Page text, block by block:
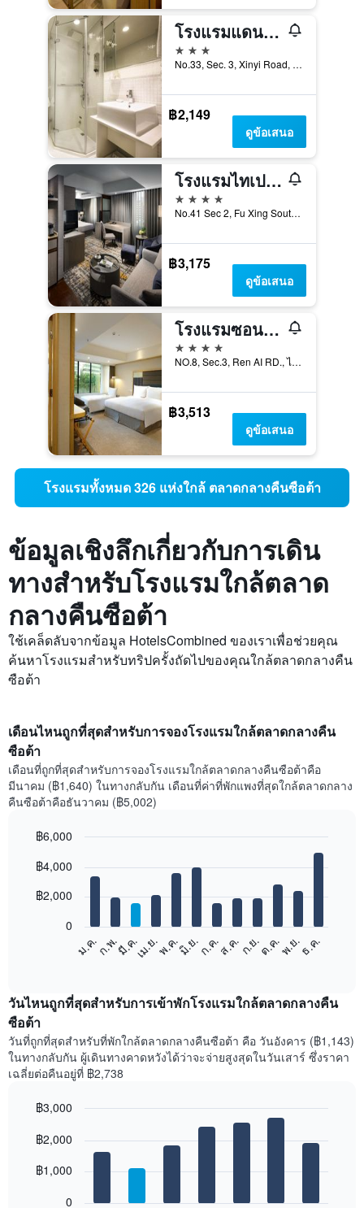
โรงแรมแดนดี้ สาขาต้าอันพาร์ค
3 ดาว
No.33, Sec. 3, Xinyi Road, ไทเป, ไต้หวัน
฿2,149
ดูข้อเสนอ
โรงแรมไทเป ฟูลเลอร์ตัน - ฟู่ซิงเซาท์
4 ดาว
No.41 Sec 2, Fu Xing South Road, ไทเป, ไต้หวัน
฿3,175
ดูข้อเสนอ
โรงแรมซอนเนียน
4 ดาว
NO.8, Sec.3, Ren AI RD., ไทเป, ไต้หวัน
฿3,513
ดูข้อเสนอ
โรงแรมทั้งหมด 326 แห่งใกล้ ตลาดกลางคืนซือต้า
ข้อมูลเชิงลึกเกี่ยวกับการเดิน
ทางสำหรับโรงแรมใกล้ตลาด
กลางคืนซือต้า
ใช้เคล็ดลับจากข้อมูล HotelsCombined ของเราเพื่อช่วยคุณ
ค้นหาโรงแรมสำหรับทริปครั้งถัดไปของคุณใกล้ตลาดกลางคืน
ซือต้า
เดือนไหนถูกที่สุดสำหรับการจองโรงแรมใกล้ตลาดกลางคืน
ซือต้า
เดือนที่ถูกที่สุดสำหรับการจองโรงแรมใกล้ตลาดกลางคืนซือต้าคือ
มีนาคม (฿1,640) ในทางกลับกัน เดือนที่ค่าที่พักแพงที่สุดใกล้ตลาดกลาง
คืนซือต้าคือธันวาคม (฿5,002)
chart
12
bars.
แสดง
ราคา
เฉลี่ย
ของ
ห้อง
พัก
แต่ละ
แผนภูมิ
แกน
graphic.
ม.ค.ก.พ.มี.ค.เม.ย.พ.ค.มิ.ย.ก.ค.ส.ค.ก.ย.ต.ค.พ.ย.ธ.ค.
0
฿2,000
฿4,000
฿6,000
วันไหนถูกที่สุดสำหรับการเข้าพักโรงแรมใกล้ตลาดกลางคืน
ซือต้า
วันที่ถูกที่สุดสำหรับที่พักใกล้ตลาดกลางคืนซือต้า คือ วันอังคาร (฿1,143)
ในทางกลับกัน ผู้เดินทางคาดหวังได้ว่าจะจ่ายสูงสุดในวันเสาร์ ซึ่งราคา
เฉลี่ยต่อคืนอยู่ที่ ฿2,738
chart
bars.
graphic.
0
฿1,000
฿2,000
฿3,000